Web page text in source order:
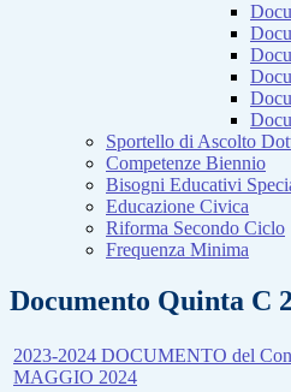
Sportello di Ascolto
Competenze Biennio
Bisogni Educativi
Educazione Civica
Riforma Secondo Ciclo
Frequenza Minima
Documento Quinta C
2023-2024 DOCUMENTO del
MAGGIO 2024